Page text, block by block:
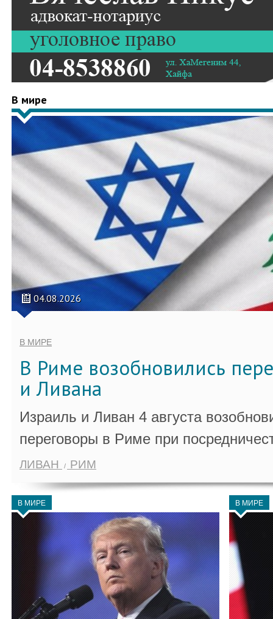
В мире
04.08.2026
В МИРЕ
В Риме возобновились
и Ливана
Израиль и Ливан 4 августа
переговоры в Риме при
ЛИВАН РИМ
В МИРЕ В МИРЕ